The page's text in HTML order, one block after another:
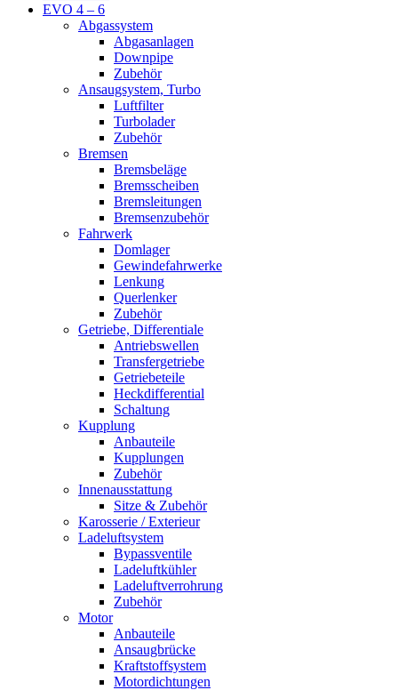
EVO 4 – 6
Abgassystem
Abgasanlagen
Downpipe
Zubehör
Ansaugsystem, Turbo
Luftfilter
Turbolader
Zubehör
Bremsen
Bremsbeläge
Bremsscheiben
Bremsleitungen
Bremsenzubehör
Fahrwerk
Domlager
Gewindefahrwerke
Lenkung
Querlenker
Zubehör
Getriebe, Differentiale
Antriebswellen
Transfergetriebe
Getriebeteile
Heckdifferential
Schaltung
Kupplung
Anbauteile
Kupplungen
Zubehör
Innenausstattung
Sitze & Zubehör
Karosserie / Exterieur
Ladeluftsystem
Bypassventile
Ladeluftkühler
Ladeluftverrohrung
Zubehör
Motor
Anbauteile
Ansaugbrücke
Kraftstoffsystem
Motordichtungen